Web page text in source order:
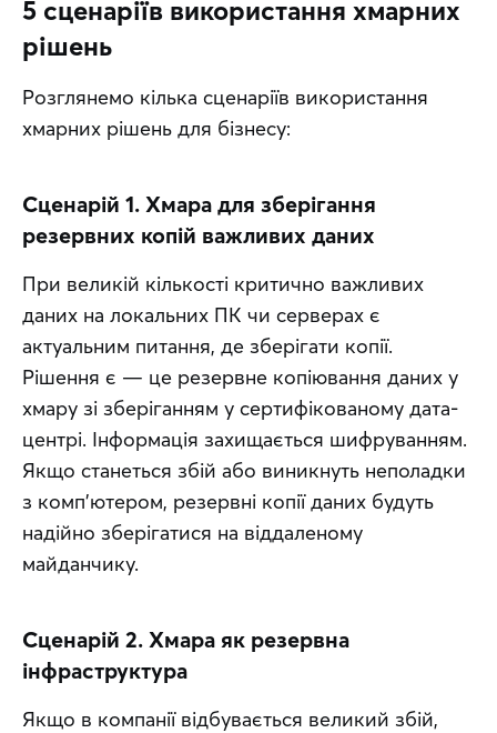
5 сценаріїв використання хмарних
рішень
Розглянемо кілька сценаріїв використання
хмарних рішень для бізнесу:
Сценарій 1. Хмара для зберігання
резервних копій важливих даних
При великій кількості критично важливих
даних на локальних ПК чи серверах є
актуальним питання, де зберігати копії.
Рішення є — це резервне копіювання даних у
хмару зі зберіганням у сертифікованому дата-
центрі. Інформація захищається шифруванням.
Якщо станеться збій або виникнуть неполадки
з комп’ютером, резервні копії даних будуть
надійно зберігатися на віддаленому
майданчику.
Сценарій 2. Хмара як резервна
інфраструктура
Якщо в компанії відбувається великий збій,